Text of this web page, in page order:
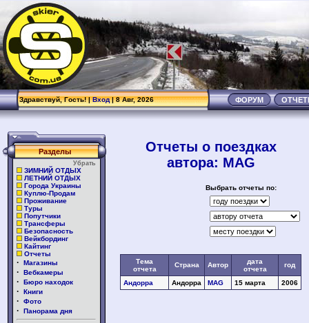
.
Здравствуй, Гость! |Вход| 8 Авг, 2026 ФОРУМ
Разделы
Убрать
ЗИМНИЙ ОТДЫХ
ЛЕТНИЙ ОТДЫХ
Города Украины
Куплю-Продам
Проживание
Туры
Попутчики
Трансферы
Безопасность
Вейкбординг
Кайтинг
Отчеты
· Магазины
· Вебкамеры
· Бюро находок
· Книги
· Фото
· Панорама дня
Отчеты о поездках
автора: MAG
Выбрать отчеты по:
Тема
отчета
Страна Автор
дата
отчета
год
Андорра Андорра MAG 15 марта 2006